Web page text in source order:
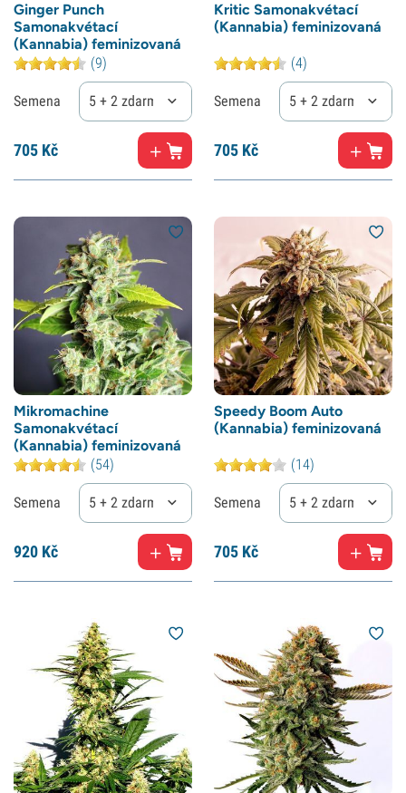
Ginger Punch
Samonakvétací
(Kannabia) feminizovaná
(9)
Semena 5 + 2 zdarma
705 Kč
Kritic Samonakvétací
(Kannabia) feminizovaná
(4)
Semena 5 + 2 zdarma
705 Kč
Mikromachine
Samonakvétací
(Kannabia) feminizovaná
(54)
Semena 5 + 2 zdarma
920 Kč
Speedy Boom Auto
(Kannabia) feminizovaná
(14)
Semena 5 + 2 zdarma
705 Kč